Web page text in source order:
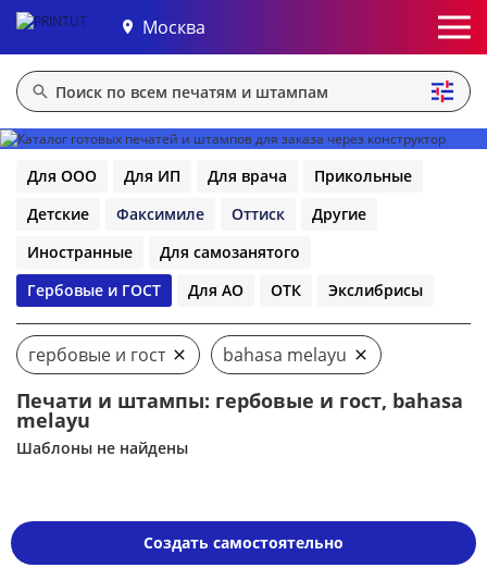
Москва
Для ООО Для ИП Для врача
Прикольные
Детские
Факсимиле Оттиск
Другие
Иностранные
Для самозанятого
Гербовые и ГОСТ
Для АО ОТК Экслибрисы
гербовые и гост bahasa melayu
Печати и штампы: гербовые и гост, bahasa
melayu
Шаблоны не найдены
Создать самостоятельно